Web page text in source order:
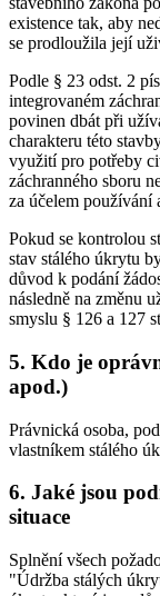
existence tak, aby
se prodloužila její
Podle § 23 odst. 2
integrovaném
povinen dbát při
charakteru této
využití pro potřeby
záchranného sboru
za účelem používání
Pokud se kontrolou
stav stálého úkrytu
důvod k podání
následně na změnu
smyslu § 126 a 127
5. Kdo je
apod.)
Právnická osoba,
vlastníkem stálého
6. Jaké jsou
situace
Splnění všech
"Údržba stálých